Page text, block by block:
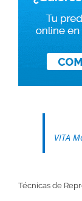
VITA
Técnicas de